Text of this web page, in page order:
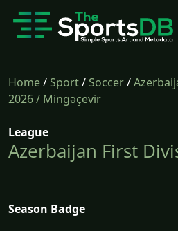
Home/Sport/Soccer/
2026/ Mingəçevir
League
Azerbaijan First
Season Badge